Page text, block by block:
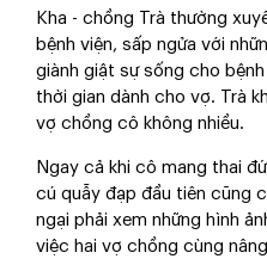
Kha - chồng Trà thường
bệnh viện, sấp ngửa với
giành giật sự sống cho
thời gian dành cho vợ. Trà
vợ chồng cô không nhiều.
Ngay cả khi cô mang thai
cú quẫy đạp đầu tiên cũng
ngại phải xem những hình
việc hai vợ chồng cùng